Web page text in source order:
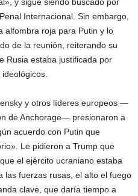
Internacional. Sin embargo,
alfombra roja para Putin y lo
de la reunión, reiterando su
Rusia estaba justificada por
y otros líderes europeos —
de Anchorage— presionaron a
acuerdo con Putin que
Le pidieron a Trump que
el ejército ucraniano estaba
las fuerzas rusas, el alto el fuego
clave, que daría tiempo a